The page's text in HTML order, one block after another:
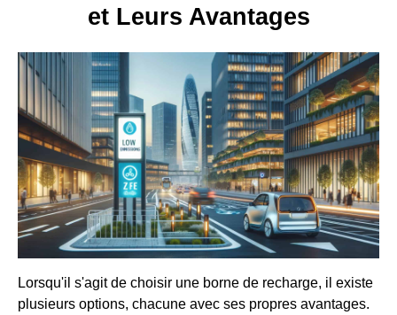
et Leurs Avantages
Lorsqu'il s'agit de choisir une borne de recharge, il existe
plusieurs options, chacune avec ses propres avantages.